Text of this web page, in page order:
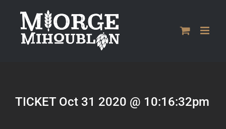
contenu
TICKET Oct 31 2020 @ 10:16:32pm